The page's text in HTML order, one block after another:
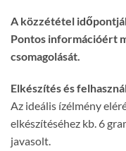
A közzététel
Pontos információért
csomagolását.
Elkészítés és
Az ideális ízélmény
elkészítéséhez kb. 6
javasolt.